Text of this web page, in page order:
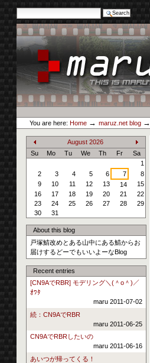
Advanced Search…
Skip
to
content.
to
navigation
maruz.net
Personal
tools
You are here: Home → maruz.net blog →
«
August 2026
»
Su Mo Tu We Th Fr
Sa
1
2
3 4 5 6 7
8
9
10 11 12 13 14
15
16
17 18 19 20 21
22
23
24 25 26 27 28
29
30
31
About this blog
戸塚鯖改めとある山中にある鯖からお
届けするどーでもいいよーなBlog
Recent entries
[CN9AでRBR] モデリング＼(＾o＾)／
ｵﾜﾀ
maru 2011-07-02
続：CN9AでRBR
maru 2011-06-25
CN9AでRBRしたいの
maru 2011-06-16
あいつが帰ってくる！